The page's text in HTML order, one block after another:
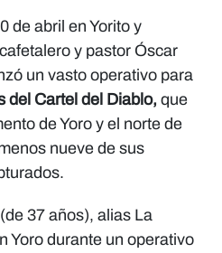
de abril en Yorito y
y pastor Óscar
un vasto operativo para
del Cartel del Diablo, que
de Yoro y el norte de
nueve de sus
37 años), alias La
Yoro durante un operativo